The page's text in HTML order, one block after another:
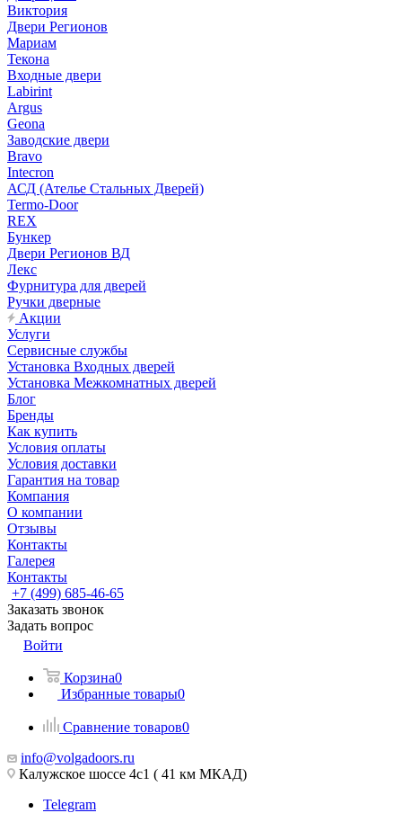
Виктория
Двери Регионов
Мариам
Текона
Входные двери
Labirint
Argus
Geona
Заводские двери
Bravo
Intecron
АСД (Ателье Стальных Дверей)
Termo-Door
REX
Бункер
Двери Регионов ВД
Лекс
Фурнитура для дверей
Ручки дверные
Акции
Услуги
Сервисные службы
Установка Входных дверей
Установка Межкомнатных дверей
Блог
Бренды
Как купить
Условия оплаты
Условия доставки
Гарантия на товар
Компания
О компании
Отзывы
Контакты
Галерея
Контакты
+7 (499) 685-46-65
Заказать звонок
Задать вопрос
Войти
Корзина0
Избранные товары0
Сравнение товаров0
info@volgadoors.ru
Калужское шоссе 4с1 ( 41 км МКАД)
Telegram